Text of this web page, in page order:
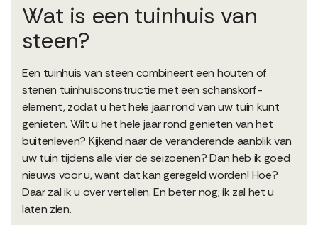
Wat is een tuinhuis van
steen?
Een tuinhuis van steen combineert een houten of
stenen tuinhuisconstructie met een schanskorf-
element, zodat u het hele jaar rond van uw tuin kunt
genieten. Wilt u het hele jaar rond genieten van het
buitenleven? Kijkend naar de veranderende aanblik van
uw tuin tijdens alle vier de seizoenen? Dan heb ik goed
nieuws voor u, want dat kan geregeld worden! Hoe?
Daar zal ik u over vertellen. En beter nog; ik zal het u
laten zien.